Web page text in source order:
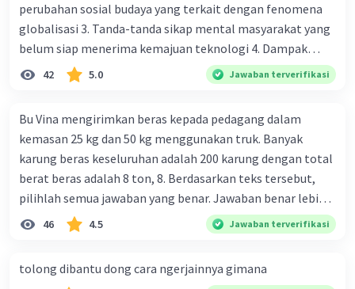
perubahan sosial budaya yang terkait dengan fenomena
globalisasi 3. Tanda-tanda sikap mental masyarakat yang
belum siap menerima kemajuan teknologi 4. Dampak
modernisasi dalam kehidupan sosial masyarakat 5.
Kegiatan manusia di bidang ekonomi yang menunjukkan
modernisasi di bidang ilmu pengetahuan dan pendidikan
terhadap pola pikir masyarakat 7. Konsep mengenai
proses modernisasi di masyarakat seringkali mengalami
kesalahan pahaman, salah satunya kesalahan tersebut
menganggap jika menjadi modern adalah mengikuti... 8.
arti dari globalisasi 9. Bentuk kearifan lokal di wilayah
dukungan dalam bentuk kebudayaan 10. Syarat menjaga
42 5.0 Jawaban terverifikasi
Bu Vina mengirimkan beras kepada pedagang dalam
kemasan 25 kg dan 50 kg menggunakan truk. Banyak
karung beras keseluruhan adalah 200 karung dengan total
berat beras adalah 8 ton, 8. Berdasarkan teks tersebut,
pilihlah semua jawaban yang benar. Jawaban benar lebih
dari satu. Banyak karung beras kemasan 25 kg adalah 50
buah. Banyak karung beras kemasan 50 kg adalah 150
ton. Perbandingan berat beras kemasan 25 kg dan 50 kg
46 4.5 Jawaban terverifikasi
tolong dibantu dong cara ngerjainnya gimana